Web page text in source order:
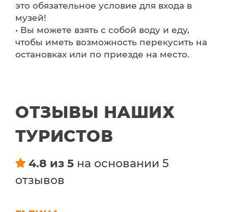
это обязательное условие для входа в
музей!
• Вы можете взять с собой воду и еду,
чтобы иметь возможность перекусить на
остановках или по приезде на место.
ОТЗЫВЫ НАШИХ
ТУРИСТОВ
4.8 из 5 на основании 5
отзывов